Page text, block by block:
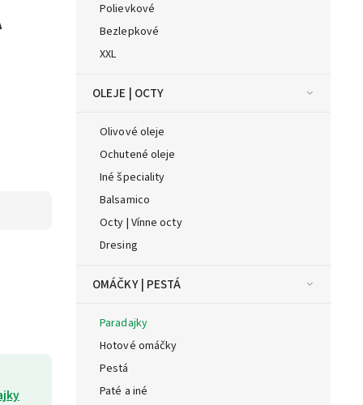
Polievkové
Bezlepkové
XXL
OLEJE | OCTY
Olivové oleje
Ochutené oleje
Iné špeciality
Balsamico
Octy | Vínne octy
Dresing
OMÁČKY | PESTÁ
Paradajky
Hotové omáčky
Pestá
Paté a iné